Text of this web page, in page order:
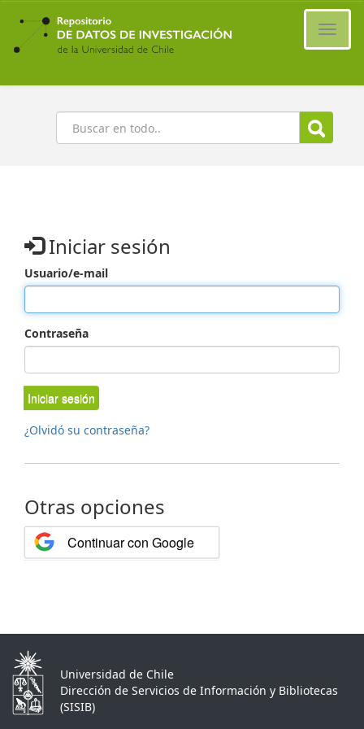
Ir
contenido
principal
Buscar
Iniciar sesión
Usuario/e-mail
Contraseña
Iniciar sesión
¿Olvidó su contraseña?
Otras opciones
Continuar con Google
Universidad de Chile
Dirección de Servicios de Información y Bibliotecas
(SISIB)